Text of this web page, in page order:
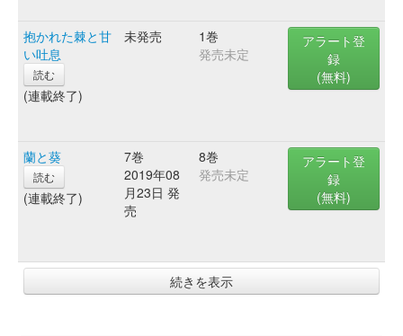
抱かれた棘と甘
い吐息
読む
(連載終了)
未発売
1巻
発売未定
アラート登
録
(無料)
蘭と葵
読む
(連載終了)
7巻
2019年08
月23日 発
売
8巻
発売未定
アラート登
録
(無料)
続きを表示